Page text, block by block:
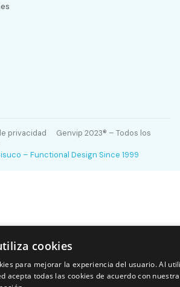
privacidad
Genvip 2023® – Todos los
– Functional Design Since 1999
cookies
para mejorar la experiencia del usuario. Al
acepta todas las cookies de acuerdo con